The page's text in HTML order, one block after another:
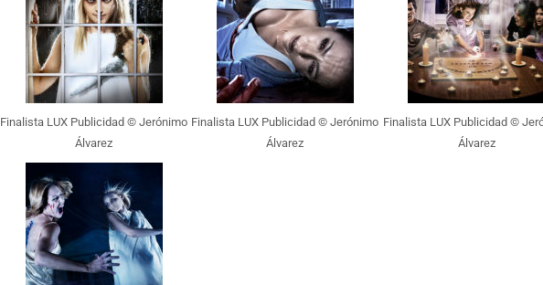
Finalista LUX Publicidad © Jerónimo
Álvarez
Finalista LUX Publicidad © Jerónimo
Álvarez
Finalista LUX Publicidad ©
Álvarez